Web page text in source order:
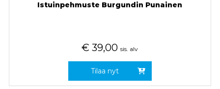
Istuinpehmuste Burgundin Punainen
€ 39,00 sis. alv
Tilaa nyt